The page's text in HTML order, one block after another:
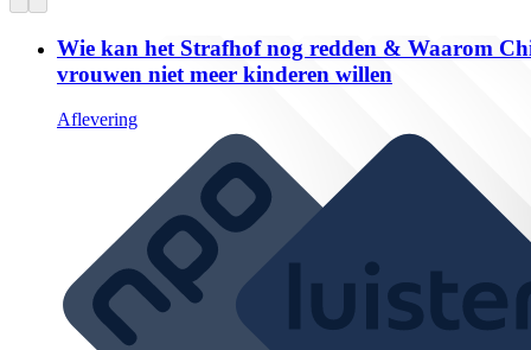
Wie kan het Strafhof nog redden & Waarom
vrouwen niet meer kinderen willen
Aflevering